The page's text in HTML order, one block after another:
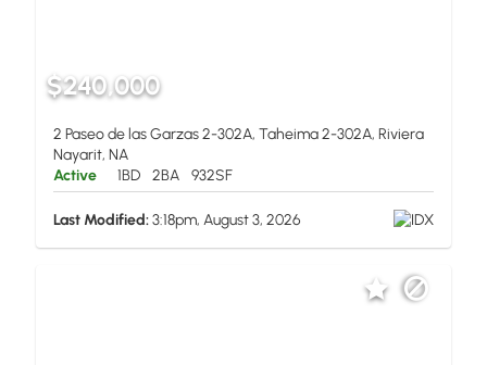
$240,000
2 Paseo de las Garzas 2-302A, Taheima 2-302A, Riviera
Nayarit, NA
Active
1BD 2BA 932SF
Last Modified:3:18pm, August 3, 2026